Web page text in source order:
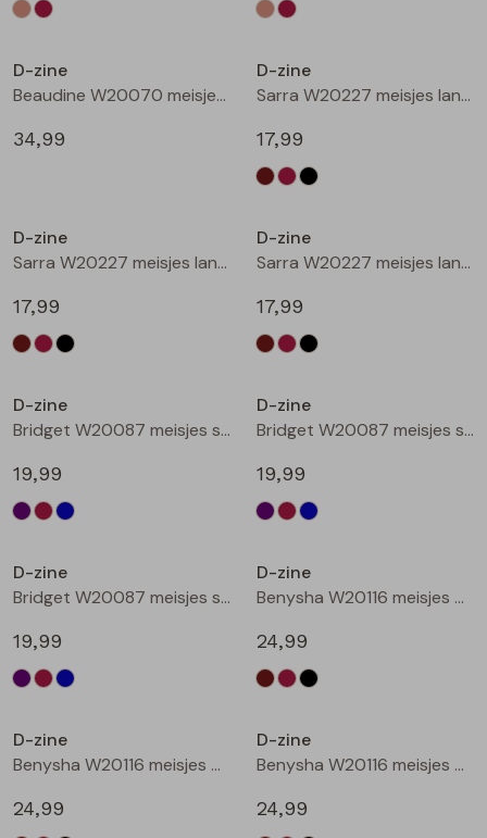
D-zine
Beaudine W20070 meisjes lange broek Bruin donker
34,99
D-zine
Sarra W20227 meisjes lange broek Bruin donker
17,99
D-zine
Sarra W20227 meisjes lange broek Wijnrood
17,99
D-zine
Sarra W20227 meisjes lange broek Zwart
17,99
D-zine
Bridget W20087 meisjes sweatshirt Cyclaam
19,99
D-zine
Bridget W20087 meisjes sweatshirt Wijnrood
19,99
D-zine
Bridget W20087 meisjes sweatshirt Raf
19,99
D-zine
Benysha W20116 meisjes bermuda Bruin donker
24,99
D-zine
Benysha W20116 meisjes bermuda Wijnrood
24,99
D-zine
Benysha W20116 meisjes bermuda Zwart
24,99